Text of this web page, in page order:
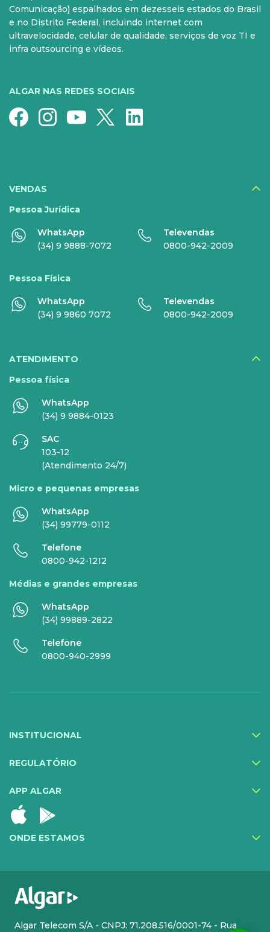
Internet Fibra
Fixo
Super Wi-Fi
Controle e Pós
Aparelhos
DIGITAIS
Disney+
Nomo Music
Sky+
HBO Max
Veja todos serviços
EMPRESAS
INTERNET
Internet Fibra
Comunicação de Dados
Super Wi-Fi
Internet Essence
SERVIÇOS
DIGITAIS
Compartilhe Energia
Exa Segurança
MediQuo Empresas
Helptec
Inner IA
Todos os serviços
Cloud Plus
Cloud Phone Pro Atendimento Premium
Comunicação) espalhados em dezesseis estados do Brasil
e no Distrito Federal, incluindo internet com
ultravelocidade, celular de qualidade, serviços de voz TI e
infra outsourcing e vídeos.
ALGAR NAS REDES SOCIAIS
VENDAS
Pessoa Jurídica
WhatsApp
(34) 9 9888-7072
Televendas
0800-942-2009
Pessoa Física
WhatsApp
(34) 9 9860 7072
Televendas
0800-942-2009
ATENDIMENTO
Pessoa física
WhatsApp
(34) 9 9884-0123
SAC
103-12
(Atendimento 24/7)
Micro e pequenas empresas
WhatsApp
(34) 99779-0112
Telefone
0800-942-1212
Médias e grandes empresas
WhatsApp
(34) 99889-2822
Telefone
0800-940-2999
INSTITUCIONAL
REGULATÓRIO
APP ALGAR
ONDE ESTAMOS
Algar Telecom S/A - CNPJ: 71.208.516/0001-74 - Rua